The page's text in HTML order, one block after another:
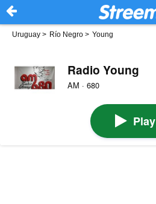
Uruguay > Río Negro > Young
Radio Young
AM · 680
Play